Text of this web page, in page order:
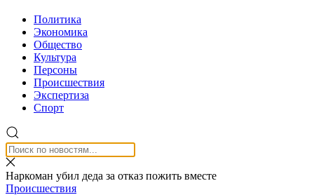
Политика
Экономика
Общество
Культура
Персоны
Происшествия
Экспертиза
Спорт
Наркоман убил деда за отказ пожить вместе
Происшествия